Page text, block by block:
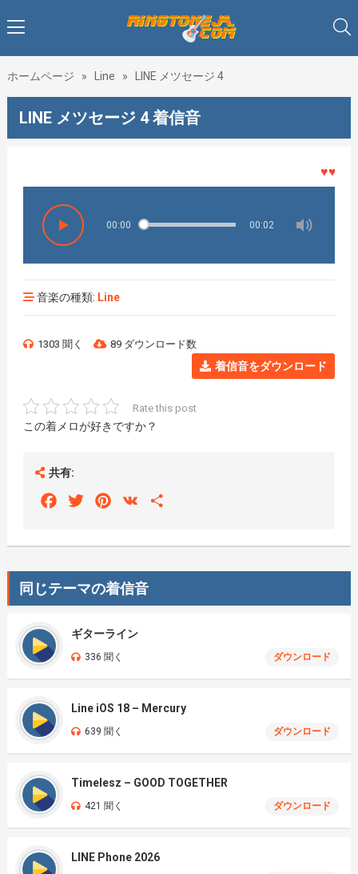
ホームページ » Line » LINE メツセージ 4
LINE メツセージ 4 着信音
♥♥♥着
00:00 00:02
音楽の種類: Line
1303 聞く 89 ダウンロード数
着信音をダウンロード
Rate this post
この着メロが好きですか？
共有:
FacebookTwitterPinterest
VK
同じテーマの着信音
ギターライン
336 聞く ダウンロード
Line iOS 18 – Mercury
639 聞く ダウンロード
Timelesz – GOOD TOGETHER
421 聞く ダウンロード
LINE Phone 2026